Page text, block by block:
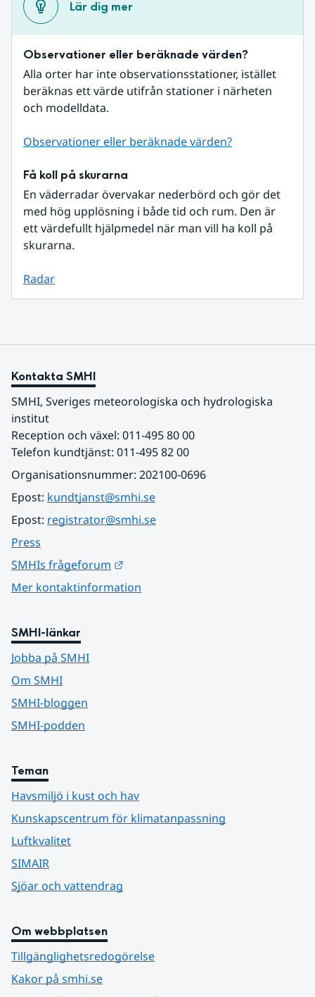
Lär dig mer
Observationer eller beräknade värden?
Alla orter har inte observationsstationer, istället
beräknas ett värde utifrån stationer i närheten
och modelldata.
Observationer eller beräknade värden?
Få koll på skurarna
En väderradar övervakar nederbörd och gör det
med hög upplösning i både tid och rum. Den är
ett värdefullt hjälpmedel när man vill ha koll på
skurarna.
Radar
Kontakta SMHI
SMHI, Sveriges meteorologiska och hydrologiska
institut
Reception och växel: 011-495 80 00
Telefon kundtjänst: 011-495 82 00
Organisationsnummer: 202100-0696
Epost: kundtjanst@smhi.se
Epost: registrator@smhi.se
Press
SMHIs frågeforum
Mer kontaktinformation
SMHI-länkar
Jobba på SMHI
Om SMHI
SMHI-bloggen
SMHI-podden
Teman
Havsmiljö i kust och hav
Kunskapscentrum för klimatanpassning
Luftkvalitet
SIMAIR
Sjöar och vattendrag
Om webbplatsen
Tillgänglighetsredogörelse
Kakor på smhi.se